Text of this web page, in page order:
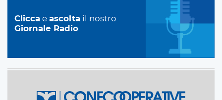
Clicca e ascolta il nostro
Giornale Radio